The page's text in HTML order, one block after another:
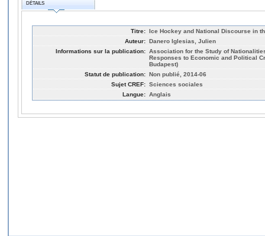
DÉTAILS
Titre: Ice Hockey and National Discourse in
Auteur: Danero Iglesias, Julien
Informations sur la publication: Association for the Study of
Responses to Economic and Political
Budapest)
Statut de publication: Non publié, 2014-06
Sujet CREF: Sciences sociales
Langue: Anglais